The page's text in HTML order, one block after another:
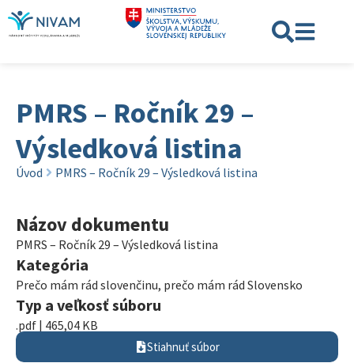
PMRS – Ročník 29 –
Výsledková listina
Úvod PMRS – Ročník 29 – Výsledková listina
Názov dokumentu
PMRS – Ročník 29 – Výsledková listina
Kategória
Prečo mám rád slovenčinu, prečo mám rád Slovensko
Typ a veľkosť súboru
.pdf | 465,04 KB
Stiahnuť súbor